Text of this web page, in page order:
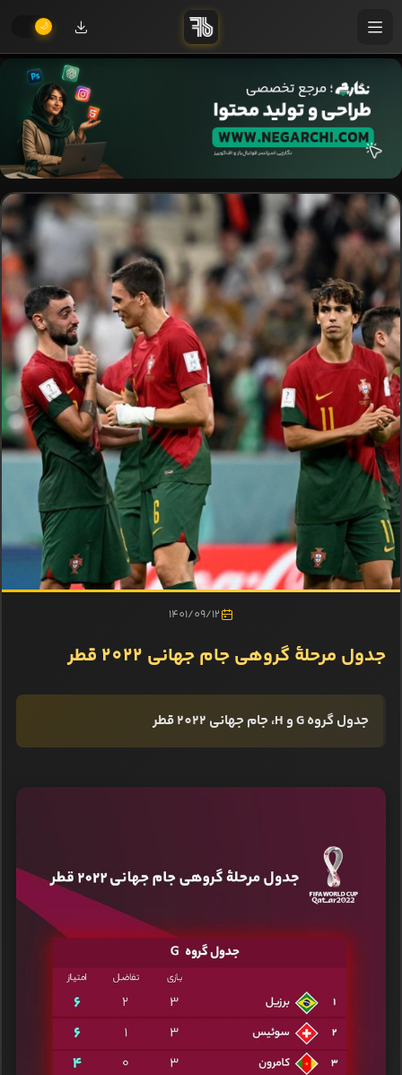
1401/09/12
جدول مرحلۀ گروهی جام جهانی 2022 قطر
جدول گروه G و H، جام جهانی 2022 قطر